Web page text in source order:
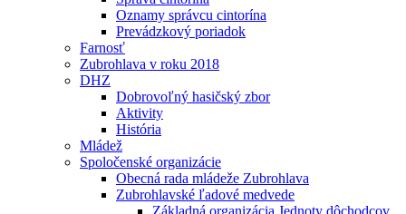
Oznamy správcu cintorína
Prevádzkový poriadok
Farnosť
Zubrohlava v roku 2018
DHZ
Dobrovoľný hasičský zbor
Aktivity
História
Mládež
Spoločenské organizácie
Obecná rada mládeže Zubrohlava
Zubrohlavské ľadové medvede
Základná organizácia Jednoty dôchodcov